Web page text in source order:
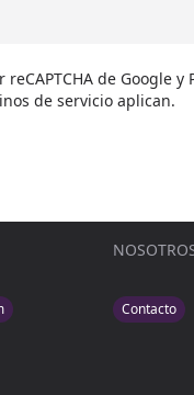
de Google y
de servicio aplican.
Contacto